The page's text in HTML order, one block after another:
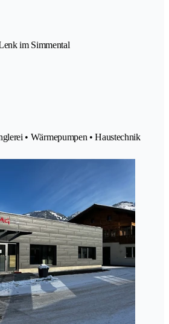
im Simmental
• Wärmepumpen • Haustechnik